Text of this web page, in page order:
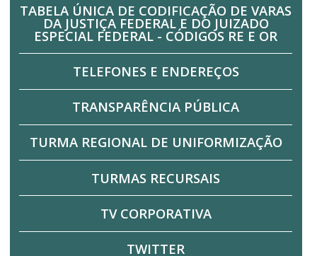
TABELA ÚNICA DE CODIFICAÇÃO DE VARAS
DA JUSTIÇA FEDERAL E DO JUIZADO
ESPECIAL FEDERAL - CÓDIGOS RE E OR
TELEFONES E ENDEREÇOS
TRANSPARÊNCIA PÚBLICA
TURMA REGIONAL DE UNIFORMIZAÇÃO
TURMAS RECURSAIS
TV CORPORATIVA
TWITTER